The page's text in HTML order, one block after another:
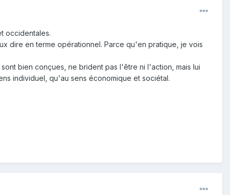
occidentales.
dire en terme opérationnel. Parce qu'en pratique, je vois
bien conçues, ne brident pas l'être ni l'action, mais lui
individuel, qu'au sens économique et sociétal.